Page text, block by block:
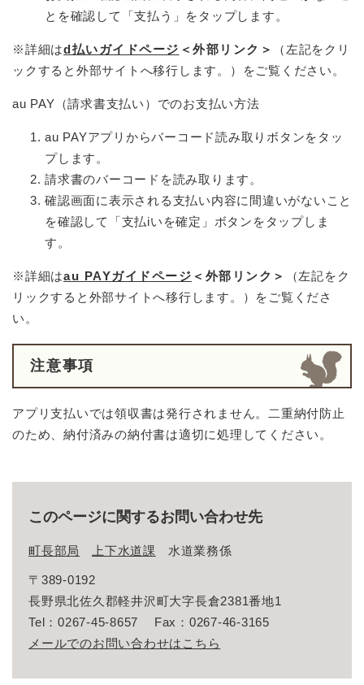
とを確認して「支払う」をタップします。
※詳細はd払いガイドページ ＜外部リンク＞
（左記をクリ
ックすると外部サイトへ移行します。）をご覧ください。
au PAY（請求書支払い）でのお支払い方法
au PAYアプリからバーコード読み取りボタンをタッ
プします。
請求書のバーコードを読み取ります。
確認画面に表示される支払い内容に間違いがないこと
を確認して「支払iいを確定」ボタンをタップしま
す。
※詳細はau PAYガイドページ ＜外部リンク＞
（左記をク
リックすると外部サイトへ移行します。）をご覧くださ
い。
注意事項
アプリ支払いでは領収書は発行されません。二重納付防止
のため、納付済みの納付書は適切に処理してください。
このページに関するお問い合わせ先
町長部局 上下水道課 水道業務係
〒389-0192
長野県北佐久郡軽井沢町大字長倉2381番地1
Tel：0267-45-8657
Fax：0267-46-3165
メールでのお問い合わせはこちら